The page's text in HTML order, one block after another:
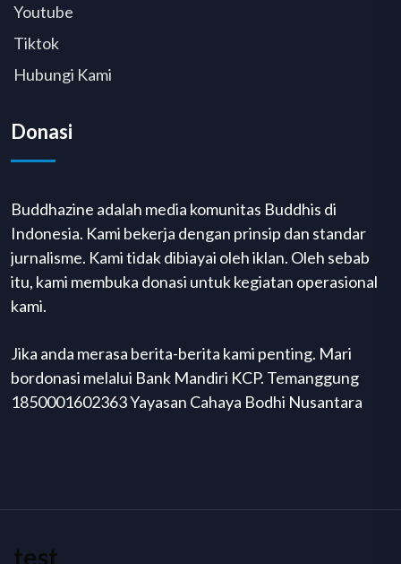
Youtube
Tiktok
Hubungi Kami
Donasi
Buddhazine adalah media komunitas Buddhis di
Indonesia. Kami bekerja dengan prinsip dan standar
jurnalisme. Kami tidak dibiayai oleh iklan. Oleh sebab
itu, kami membuka donasi untuk kegiatan operasional
kami.
Jika anda merasa berita-berita kami penting. Mari
bordonasi melalui Bank Mandiri KCP. Temanggung
1850001602363 Yayasan Cahaya Bodhi Nusantara
test